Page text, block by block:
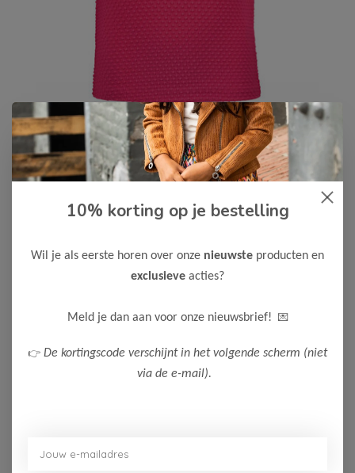
B.Nosy -50%
12,50 24,99
Maak een keuze:
Aan verlanglijst toevoegen
10% korting op je bestelling
Wil je als eerste horen over onze nieuwste producten en
exclusieve acties?
Meld je dan aan voor onze nieuwsbrief! 💌
👉 De kortingscode verschijnt in het volgende scherm (niet
via de e-mail).